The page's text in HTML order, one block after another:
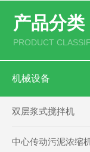
产品分类
PRODUCT
机械设备
双层浆式搅拌机
中心传动污泥浓缩